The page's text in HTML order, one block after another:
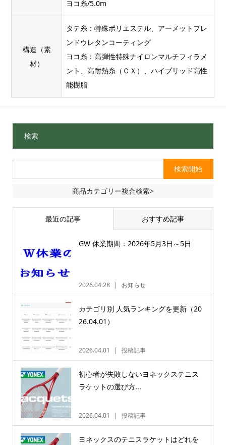
ヨコ糸/5.0m
構造（素
材）
タテ糸：特殊ポリエステル、アーメットブレ
ンドウレタンコーティング
ヨコ糸：高弾性特殊ナイロンマルチフィラメ
ント、高耐熱糸（ＣＸ）、ハイブリッド高性
能樹脂
検索
商品カテゴリー複合検索>
最近の記事 おすすめ記事
GW 休業期間：2026年5月3日～5日
2026.04.28 お知らせ
カテゴリ別 人気ランキングを更新（20
26.04.01）
2026.04.01 投稿記事
初心者が失敗しないヨネックステニス
ラケットの選び方...
2026.04.01 投稿記事
ヨネックスのテニスラケットはどれを